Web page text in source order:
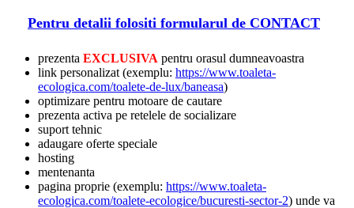
Pentru detalii folositi formularul de CONTACT
prezenta EXCLUSIVA pentru orasul dumneavoastra
link personalizat (exemplu: https://www.toaleta-
ecologica.com/toalete-de-lux/baneasa)
optimizare pentru motoare de cautare
prezenta activa pe retelele de socializare
suport tehnic
adaugare oferte speciale
hosting
mentenanta
pagina proprie (exemplu: https://www.toaleta-
ecologica.com/toalete-ecologice/bucuresti-sector-2) unde va